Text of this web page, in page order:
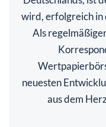
wird, erfolgreich in
Als
neuesten
aus dem